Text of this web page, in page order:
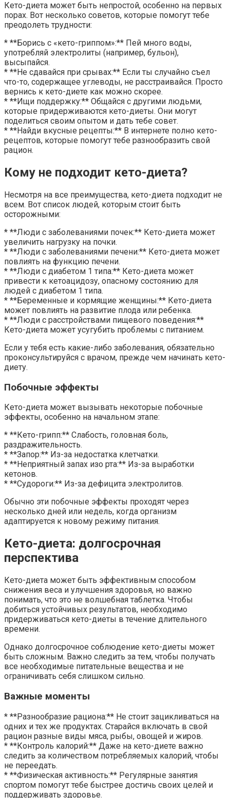
Кето-диета может быть непростой, особенно на первых
порах. Вот несколько советов, которые помогут тебе
преодолеть трудности:
* **Борись с «кето-гриппом»:** Пей много воды,
употребляй электролиты (например, бульон),
высыпайся.
* **Не сдавайся при срывах:** Если ты случайно съел
что-то, содержащее углеводы, не расстраивайся. Просто
вернись к кето-диете как можно скорее.
* **Ищи поддержку:** Общайся с другими людьми,
которые придерживаются кето-диеты. Они могут
поделиться своим опытом и дать тебе совет.
* **Найди вкусные рецепты:** В интернете полно кето-
рецептов, которые помогут тебе разнообразить свой
рацион.
Кому не подходит кето-диета?
Несмотря на все преимущества, кето-диета подходит не
всем. Вот список людей, которым стоит быть
осторожными:
* **Люди с заболеваниями почек:** Кето-диета может
увеличить нагрузку на почки.
* **Люди с заболеваниями печени:** Кето-диета может
повлиять на функцию печени.
* **Люди с диабетом 1 типа:** Кето-диета может
привести к кетоацидозу, опасному состоянию для
людей с диабетом 1 типа.
* **Беременные и кормящие женщины:** Кето-диета
может повлиять на развитие плода или ребенка.
* **Люди с расстройствами пищевого поведения:**
Кето-диета может усугубить проблемы с питанием.
Если у тебя есть какие-либо заболевания, обязательно
проконсультируйся с врачом, прежде чем начинать кето-
диету.
Побочные эффекты
Кето-диета может вызывать некоторые побочные
эффекты, особенно на начальном этапе:
* **Кето-грипп:** Слабость, головная боль,
раздражительность.
* **Запор:** Из-за недостатка клетчатки.
* **Неприятный запах изо рта:** Из-за выработки
кетонов.
* **Судороги:** Из-за дефицита электролитов.
Обычно эти побочные эффекты проходят через
несколько дней или недель, когда организм
адаптируется к новому режиму питания.
Кето-диета: долгосрочная
перспектива
Кето-диета может быть эффективным способом
снижения веса и улучшения здоровья, но важно
понимать, что это не волшебная таблетка. Чтобы
добиться устойчивых результатов, необходимо
придерживаться кето-диеты в течение длительного
времени.
Однако долгосрочное соблюдение кето-диеты может
быть сложным. Важно следить за тем, чтобы получать
все необходимые питательные вещества и не
ограничивать себя слишком сильно.
Важные моменты
* **Разнообразие рациона:** Не стоит зацикливаться на
одних и тех же продуктах. Старайся включать в свой
рацион разные виды мяса, рыбы, овощей и жиров.
* **Контроль калорий:** Даже на кето-диете важно
следить за количеством потребляемых калорий, чтобы
не переедать.
* **Физическая активность:** Регулярные занятия
спортом помогут тебе быстрее достичь своих целей и
поддерживать здоровье.